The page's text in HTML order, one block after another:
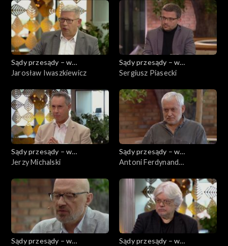
Sądy przesądy – w
powiększeniu
Jarosław Iwaszkiewicz
Sądy przesądy – w
powiększeniu
Sergiusz Piasecki
Sądy przesądy – w
powiększeniu
Jerzy Michalski
Sądy przesądy – w
powiększeniu
Antoni Ferdynand
Sądy przesądy – w
Sądy przesądy – w